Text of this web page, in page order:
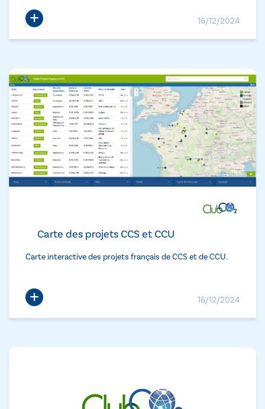
+ 16/12/2024
Carte des projets CCS et CCU
Carte interactive des projets français de CCS et de CCU.
+ 16/12/2024